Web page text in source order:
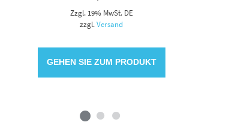
Zzgl. 19% MwSt. DE
zzgl.Versand
GEHEN SIE ZUM PRODUKT